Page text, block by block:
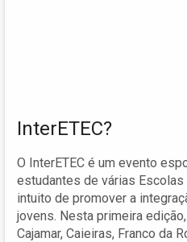
InterETEC?
O InterETEC é um evento
estudantes de várias Escolas
intuito de promover a
jovens. Nesta primeira
Cajamar, Caieiras, Franco da